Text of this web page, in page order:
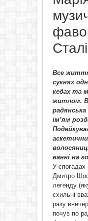
Все
сукнях
кедах та
житлом.
радянська
ім’ям
ванні на
У спогадах
Дмитро
легенду
схильні
разу
почув по